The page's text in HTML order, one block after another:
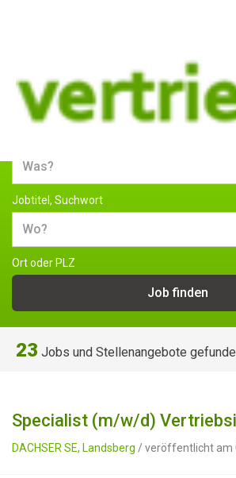
Jobs und Stellenangebote im
Vertrieb
Jobtitel, Suchwort
Ort oder PLZ
23 Jobs und Stellenangebote
Specialist (m/w/d)
DACHSER SE, Landsberg / veröffentlicht am